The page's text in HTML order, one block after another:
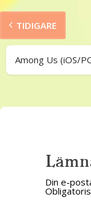
TIDIGARE
Among Us (iOS/
Din e-